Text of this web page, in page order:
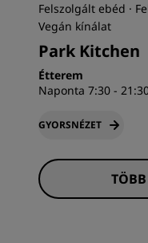
Felszolgált ebéd ·
Vegán kínálat
Park Kitchen
Étterem
Naponta 7:30 -
GYORSNÉZET
TÖBB